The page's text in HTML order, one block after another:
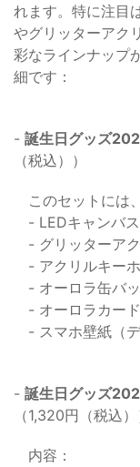
れます。特に注目
やグリッターアク
彩なラインナップ
細です：
- 誕生日グッズ
（税込））
このセットには
- LEDキャンバス
- グリッターア
- アクリルキー
- オーロラ缶バ
- オーロラカード
- スマホ壁紙（デ
- 誕生日グッズ
（1,320円（税込）
内容：